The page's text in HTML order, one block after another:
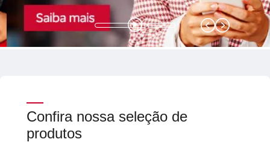
Antecipação
Imposto de
renda
Bradesco
Explica
de
Dívidas
Confira nossa seleção de
produtos